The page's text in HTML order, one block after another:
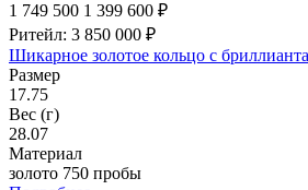
1 749 500 1 399 600 ₽
Ритейл: 3 850 000 ₽
Шикарное золотое кольцо с
Размер
17.75
Вес (г)
28.07
Материал
золото 750 пробы